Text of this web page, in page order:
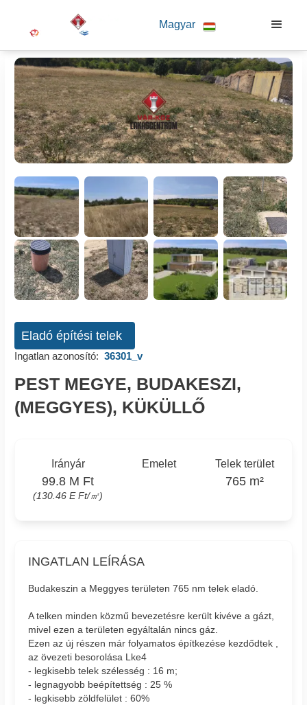
Magyar
Eladó építési telek
Ingatlan azonosító: 36301_v
PEST MEGYE, BUDAKESZI,
(MEGGYES), KÜKÜLLŐ
Irányár
99.8 M Ft
(130.46 E Ft/㎡)
Emelet Telek terület
765 m²
INGATLAN LEÍRÁSA
Budakeszin a Meggyes területen 765 nm telek eladó.
A telken minden közmű bevezetésre került kivéve a gázt,
mivel ezen a területen egyáltalán nincs gáz.
Ezen az új részen már folyamatos építkezése kezdődtek ,
az övezeti besorolása Lke4
- legkisebb telek szélesség : 16 m;
- legnagyobb beépítettség : 25 %
- legkisebb zöldfelület : 60%